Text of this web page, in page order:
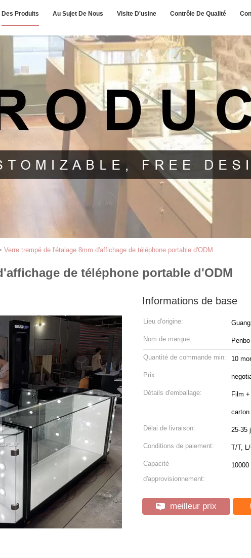
Des Produits Au Sujet De Nous Visite D'usine Contrôle De Qualité
Verre trempé de l'étalage 8mm d'affichage de téléphone portable d'ODM
de téléphone portable d'ODM
Informations de base
Lieu d'origine:
Nom de marque: Penbo
Quantité de commande min: 10
Prix:
Détails d'emballage: Film
Délai de livraison: 25-35
Conditions de paiement: T/T,
Capacité
d'approvisionnement:
meilleur prix